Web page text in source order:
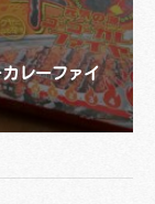
レーファイ